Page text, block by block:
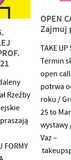
Rzeźby
FORMY
OPEN
Zajmuj
TAKE
Termin
open
potrwa
roku /
25 to
Vaz –